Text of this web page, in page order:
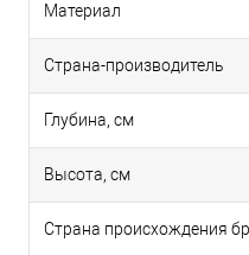
Материал
Страна-производитель
Глубина, см
Высота, см